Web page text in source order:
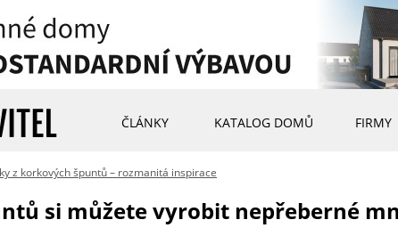
ČLÁNKY KATALOG DOMŮ FIRMY
z korkových špuntů – rozmanitá inspirace
si můžete vyrobit nepřeberné